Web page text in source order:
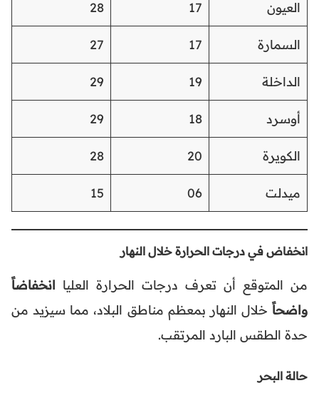
العيون 17
28
السمارة 17
27
الداخلة 19
29
أوسرد 18
29
الكويرة 20
28
ميدلت 06
15
انخفاض في درجات الحرارة خلال النهار
من المتوقع أن تعرف درجات الحرارة العليا انخفاضاً
واضحاً خلال النهار بمعظم مناطق البلاد، مما سيزيد من
حدة الطقس البارد المرتقب.
حالة البحر